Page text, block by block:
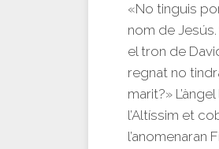
«No tinguis
nom de Jesús.
el tron de
regnat no
marit?»
l’Altíssim et
l’anomenaran